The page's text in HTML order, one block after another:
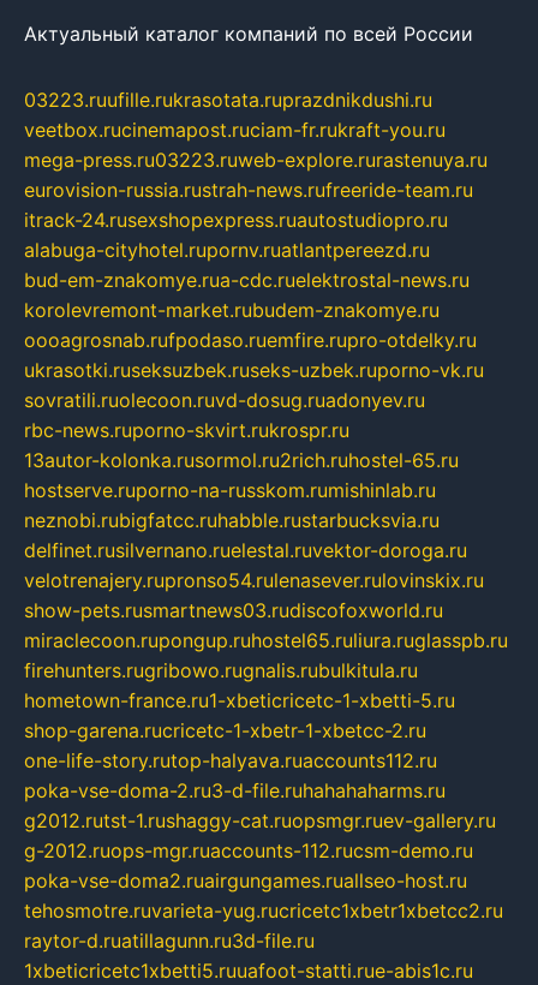
Актуальный каталог компаний по всей России
03223.ruufille.rukrasotata.ruprazdnikdushi.ru
veetbox.rucinemapost.ruciam-fr.rukraft-you.ru
mega-press.ru03223.ruweb-explore.rurastenuya.ru
eurovision-russia.rustrah-news.rufreeride-team.ru
itrack-24.rusexshopexpress.ruautostudiopro.ru
alabuga-cityhotel.rupornv.ruatlantpereezd.ru
bud-em-znakomye.rua-cdc.ruelektrostal-news.ru
korolevremont-market.rubudem-znakomye.ru
oooagrosnab.rufpodaso.ruemfire.rupro-otdelky.ru
ukrasotki.ruseksuzbek.ruseks-uzbek.ruporno-vk.ru
sovratili.ruolecoon.ruvd-dosug.ruadonyev.ru
rbc-news.ruporno-skvirt.rukrospr.ru
13autor-kolonka.rusormol.ru2rich.ruhostel-65.ru
hostserve.ruporno-na-russkom.rumishinlab.ru
neznobi.rubigfatcc.ruhabble.rustarbucksvia.ru
delfinet.rusilvernano.ruelestal.ruvektor-doroga.ru
velotrenajery.rupronso54.rulenasever.rulovinskix.ru
show-pets.rusmartnews03.rudiscofoxworld.ru
miraclecoon.rupongup.ruhostel65.ruliura.ruglasspb.ru
firehunters.rugribowo.rugnalis.rubulkitula.ru
hometown-france.ru1-xbeticricetc-1-xbetti-5.ru
shop-garena.rucricetc-1-xbetr-1-xbetcc-2.ru
one-life-story.rutop-halyava.ruaccounts112.ru
poka-vse-doma-2.ru3-d-file.ruhahahaharms.ru
g2012.rutst-1.rushaggy-cat.ruopsmgr.ruev-gallery.ru
g-2012.ruops-mgr.ruaccounts-112.rucsm-demo.ru
poka-vse-doma2.ruairgungames.ruallseo-host.ru
tehosmotre.ruvarieta-yug.rucricetc1xbetr1xbetcc2.ru
raytor-d.ruatillagunn.ru3d-file.ru
1xbeticricetc1xbetti5.ruuafoot-statti.rue-abis1c.ru